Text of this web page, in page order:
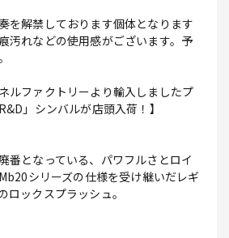
を解禁しております個体となります
汚れなどの使用感がございます。予
ルファクトリーより輸入しましたプ
」シンバルが店頭入荷！】
番となっている、パワフルさとロイ
シリーズの仕様を受け継いだレギ
ロックスプラッシュ。